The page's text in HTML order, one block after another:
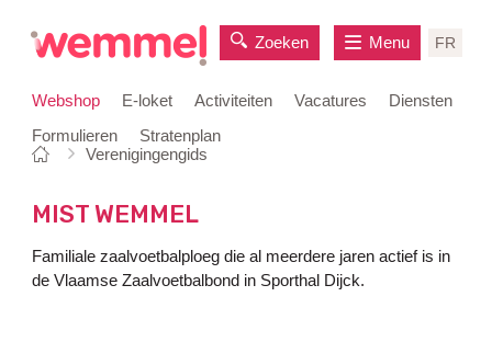
Webshop E-loket Activiteiten Vacatures
Diensten
Formulieren
Stratenplan
Zoeken FR
Menu
Je
hier:
Startpagina
Verenigingengids
MIST WEMMEL
Familiale zaalvoetbalploeg die al meerdere jaren actief is in
de Vlaamse Zaalvoetbalbond in Sporthal Dijck.